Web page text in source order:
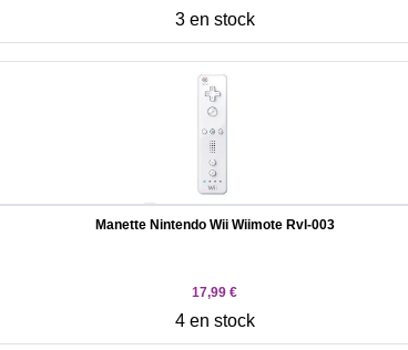
3 en stock
Manette Nintendo Wii Wiimote Rvl-003
17,99 €
4 en stock